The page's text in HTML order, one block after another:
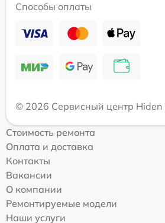
Способы оплаты
© 2026 Сервисный центр Hiden
Стоимость ремонта
Оплата и доставка
Контакты
Вакансии
О компании
Ремонтируемые модели
Наши услуги